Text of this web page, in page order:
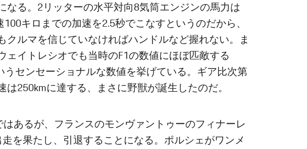
なる。2リッターの水平対向8気筒エンジンの馬力は
100キロまでの加速を2.5秒でこなすというのだから、
クルマを信じていなければハンドルなど握れない。ま
ェイトレシオでも当時のF1の数値にほぼ匹敵する
うセンセーショナルな数値を挙げている。ギア比次第
は250kmに達する、まさに野獣が誕生したのだ。
はあるが、フランスのモンヴァントゥーのフィナーレ
を果たし、引退することになる。ポルシェがワンメ